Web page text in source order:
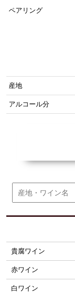
ペアリング
産地
アルコール分
貴腐ワイン
赤ワイン
白ワイン